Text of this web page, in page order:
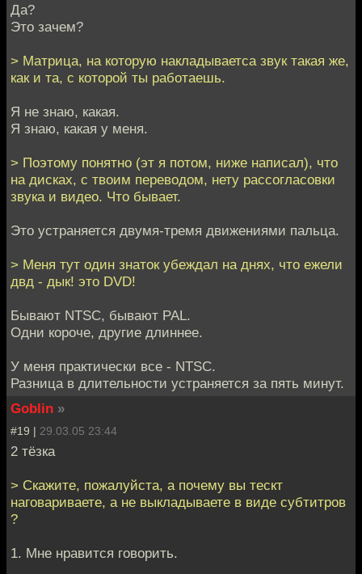
Да?
Это зачем?
> Матрица, на которую накладываетса звук такая же,
как и та, с которой ты работаешь.
Я не знаю, какая.
Я знаю, какая у меня.
> Поэтому понятно (эт я потом, ниже написал), что
на дисках, с твоим переводом, нету рассогласовки
звука и видео. Что бывает.
Это устраняется двумя-тремя движениями пальца.
> Меня тут один знаток убеждал на днях, что ежели
двд - дык! это DVD!
Бывают NTSC, бывают PAL.
Одни короче, другие длиннее.
У меня практически все - NTSC.
Разница в длительности устраняется за пять минут.
Goblin »
#19 | 29.03.05 23:44
2 тёзка
> Скажите, пожалуйста, а почему вы тескт
наговариваете, а не выкладываете в виде субтитров
?
1. Мне нравится говорить.